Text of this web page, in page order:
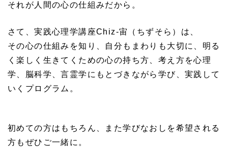
それが人間の心の仕組みだから。
さて、実践心理学講座Chiz-宙（ちずそら）は、
その心の仕組みを知り、自分もまわりも大切に、明る
く楽しく生きてくための心の持ち方、考え方を心理
学、脳科学、言霊学にもとづきながら学び、実践して
いくプログラム。
初めての方はもちろん、また学びなおしを希望される
方もぜひご一緒に。